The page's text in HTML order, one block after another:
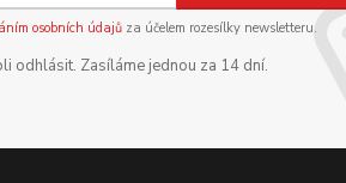
osobních údajůza účelem rozesílky newsletteru.
odhlásit. Zasíláme jednou za 14 dní.